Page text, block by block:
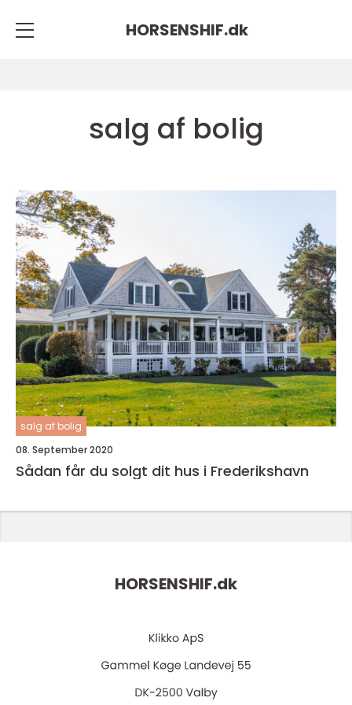
HORSENSHIF.dk
salg af bolig
salg af bolig
08. September 2020
Sådan får du solgt dit hus i Frederikshavn
HORSENSHIF.dk